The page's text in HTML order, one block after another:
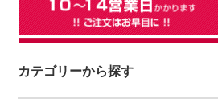
カテゴリーから探す